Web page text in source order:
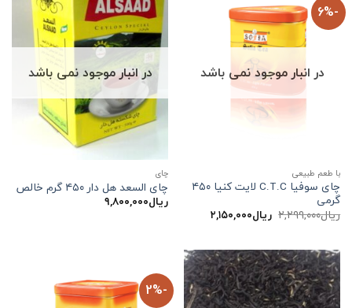
-6%
در انبار موجود نمی باشد
با طعم طبیعی
چای سوفیا C.T.C لایت کنیا ۴۵۰
گرمی
ریال۲,۲۹۹,۰۰۰ قیمت
اصلی:
ریال۲,۱۵۰,۰۰۰قیمت
فعلی:
در انبار موجود نمی باشد
چاي
چای السعد هل دار ۴۵۰ گرم خالص
ریال۹,۸۰۰,۰۰۰
-2%